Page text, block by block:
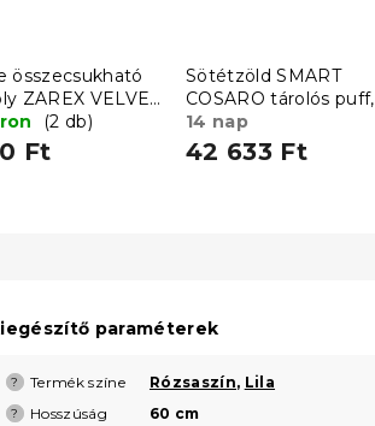
összecsukható
ZAREX VELVET
(2 db)
Ft
Sötétzöld SMART
COSARO tárolós puff,
65x65 cm
14 nap
42 633 Ft
paraméterek
? Termék színe Rózsaszín, Lila
? Hosszúság 60 cm